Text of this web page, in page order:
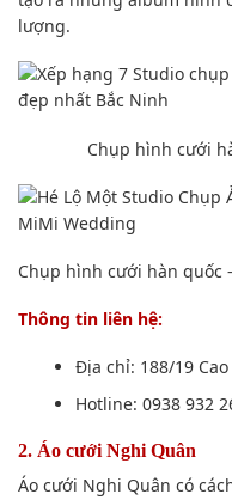
lượng.
Chụp hình cưới
Chụp hình cưới hàn quốc
Thông tin liên hệ:
Địa chỉ: 188/19
Hotline: 0938 932
2. Áo cưới Nghi Quân
Áo cưới Nghi Quân có